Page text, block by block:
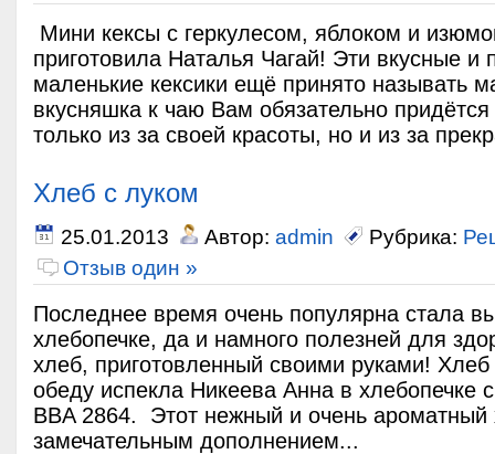
Мини кексы с геркулесом, яблоком и
приготовила Наталья Чагай! Эти вкусные и
маленькие кексики ещё принято называть
вкусняшка к чаю Вам обязательно
только из за своей красоты, но и из за
Хлеб с луком
25.01.2013 Автор: admin Рубрика:
Отзыв один »
Последнее время очень популярна стала
хлебопечке, да и намного полезней для
хлеб, приготовленный своими руками! Хлеб
обеду испекла Никеева Анна в хлебопечке
BBA 2864. Этот нежный и очень ароматный
замечательным дополнением...